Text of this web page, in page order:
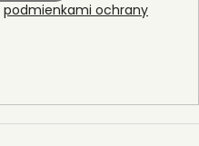
podmienkami ochrany